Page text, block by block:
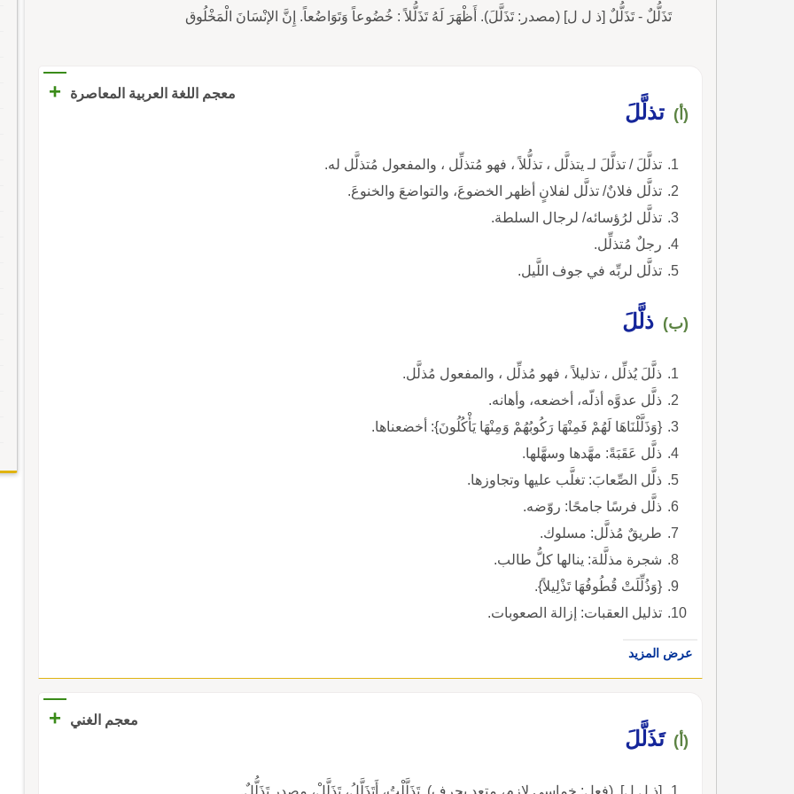
تَذَلُّلٌ - تَذَلُّلٌ [ذ ل ل] (مصدر: تَذَلَّلَ). أَظْهَرَ لَهُ تَذَلُّلاً : خُضُوعاً وَتَوَاضُعاً. إِنَّ الإنْسَانَ الْمَخْلُوق
معجم اللغة العربية المعاصرة +
(أ) تذلَّلَ
تذلَّلَ / تذلَّلَ لـ يتذلَّل ، تذلُّلاً ، فهو مُتذلِّل ، والمفعول مُتذلَّل له.
تذلَّل فلانٌ/ تذلَّل لفلانٍ أظهر الخضوعَ، والتواضعَ والخنوعَ.
تذلَّل لرُؤسائه/ لرجال السلطة.
رجلٌ مُتذلِّل.
تذلَّل لربِّه في جوف اللَّيل.
(ب) ذلَّلَ
ذلَّلَ يُذلِّل ، تذليلاً ، فهو مُذلِّل ، والمفعول مُذلَّل.
ذلَّل عدوَّه أذلّه، أخضعه، وأهانه.
{وَذَلَّلْنَاهَا لَهُمْ فَمِنْهَا رَكُوبُهُمْ وَمِنْهَا يَأْكُلُونَ}: أخضعناها.
ذلَّل عَقَبَةً: مهَّدها وسهَّلها.
ذلَّل الصِّعابَ: تغلَّب عليها وتجاوزها.
ذلَّل فرسًا جامحًا: روّضه.
طريقٌ مُذلَّل: مسلوك.
شجرة مذلَّلة: ينالها كلُّ طالب.
{وَذُلِّلَتْ قُطُوفُهَا تَذْلِيلاً}.
تذليل العقبات: إزالة الصعوبات.
عرض المزيد
معجم الغني +
(أ) تَذَلَّلَ
[ذ ل ل]. (فعل: خماسي لازم، متعد بحرف). تَذَلَّلْتُ، أَتَذَلَّلُ، تَذَلَّلْ، مصدر تَذَلُّلٌ.